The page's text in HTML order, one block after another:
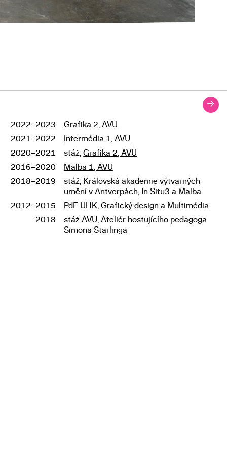
→
Studium
2022–2023
Grafika 2, AVU
2021–2022
Intermédia 1, AVU
2020–2021
stáž,Grafika 2, AVU
2016–2020
Malba 1, AVU
2018–2019
stáž, Královská akademie výtvarných
umění v Antverpách, In Situ3 a Malba
2012–2015
PdF UHK, Grafický design a Multimédia
2018
stáž AVU, Ateliér hostujícího pedagoga
Simona Starlinga